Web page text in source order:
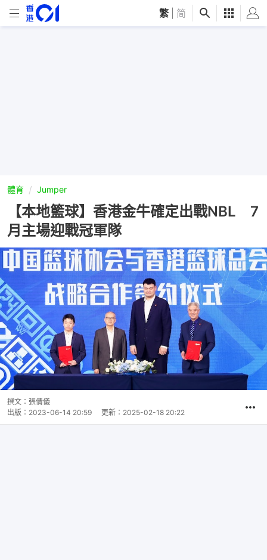
繁 简
體育 Jumper
【本地籃球】香港金牛確定出戰NBL 7
月主場迎戰冠軍隊
撰文： 張倩儀
出版： 2023-06-14 20:59 更新： 2025-02-18 20:22